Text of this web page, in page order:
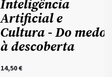
Inteligência
Artificial e
Cultura - Do medo
à descoberta
14,50€